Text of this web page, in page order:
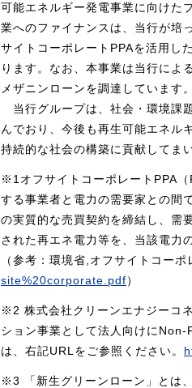
可能エネルギー発電事業に向けた
業へのファイナンスは、当行が培
サイトコーポレートPPAを活用し
ります。なお、本事業は当行によ
メザニンローンを調達しています。
当行グループは、社会・環境課
んでおり、今後も再生可能エネル
持続的な社会の構築に貢献してま
※1オフサイトコーポレートPPA
する事業者と電力の需要家との間
の実質的な売買契約を締結し、需
された再エネ電力等を、当該電力
（参考：環境省,オフサイトコー
site%20corporate.pdf）
※2 株式会社クリーンエナジーコ
ション事業として法人向けに
は、右記URLをご参照ください。
※3 「新生グリーンローン」とは